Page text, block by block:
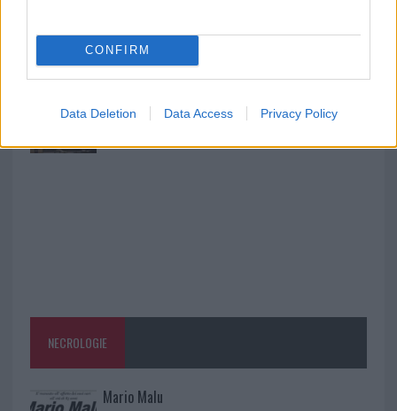
CONFIRM
Data Deletion Data Access Privacy Policy
rinascita della strada che segnò la Gallura
la rete elettrica
NECROLOGIE
Mario Malu